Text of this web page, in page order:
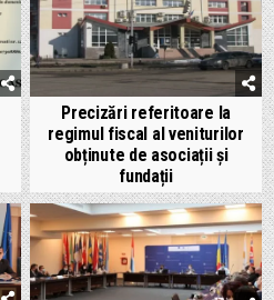
Precizări referitoare la
regimul fiscal al veniturilor
obținute de asociații și
fundații